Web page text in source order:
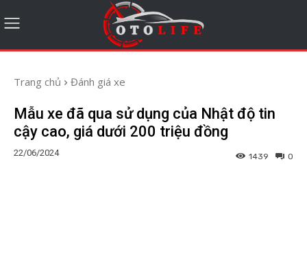
Trang chủ Đánh giá xe
Mẫu xe đã qua sử dụng của Nhật độ tin
cậy cao, giá dưới 200 triệu đồng
22/06/2024 0
1439